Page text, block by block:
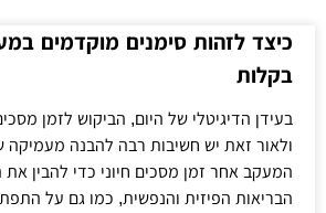
כיצד לזהות סימנים מוקדמים
בקלות
בעידן הדיגיטלי של היום, הביקוש לזמן
ולאור זאת יש חשיבות רבה להבנה מעמיקה
המעקב אחר זמן מסכים חיוני כדי להבין
הבריאות הפיזית והנפשית, כמו גם על